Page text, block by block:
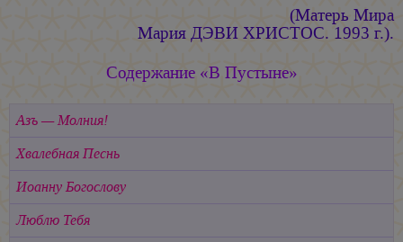
(Матерь Мира
Мария ДЭВИ ХРИСТОС. 1993 г.).
Содержание «В Пустыне»
Азъ — Молния!
Хвалебная Песнь
Иоанну Богослову
Люблю Тебя